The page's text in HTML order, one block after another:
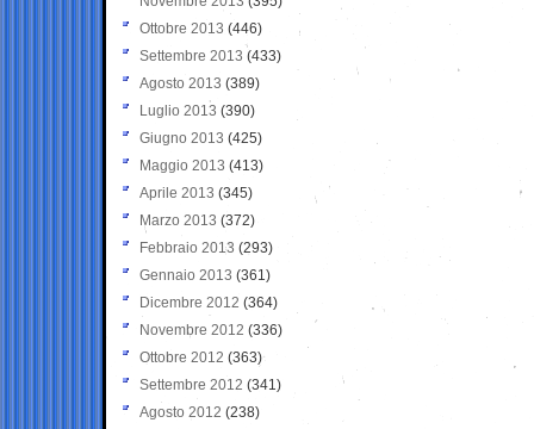
Ottobre 2013 (446)
Settembre 2013 (433)
Agosto 2013 (389)
Luglio 2013 (390)
Giugno 2013 (425)
Maggio 2013 (413)
Aprile 2013 (345)
Marzo 2013 (372)
Febbraio 2013 (293)
Gennaio 2013 (361)
Dicembre 2012 (364)
Novembre 2012 (336)
Ottobre 2012 (363)
Settembre 2012 (341)
Agosto 2012 (238)